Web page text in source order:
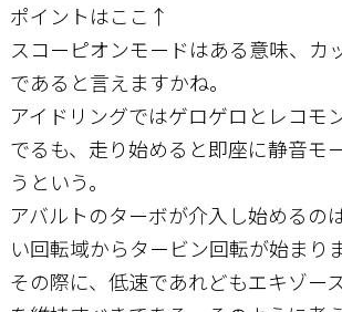
ポイントはここ↑
スコーピオンモードはある意味、カ
であると言えますかね。
アイドリングではゲロゲロとレコモ
でるも、走り始めると即座に静音モ
うという。
アバルトのターボが介入し始めるの
い回転域からタービン回転が始まりま
その際に、低速であれどもエキゾー